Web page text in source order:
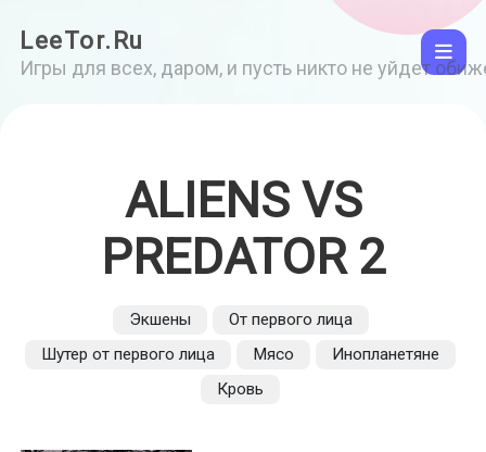
LeeTor.Ru
Игры для всех, даром, и пусть никто не уйдет
ALIENS VS
PREDATOR 2
Экшены
От первого лица
Шутер от первого лица
Мясо
Инопланетяне
Кровь